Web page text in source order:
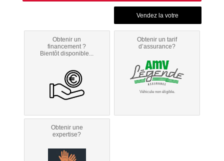
Obtenir un
financement ?
Bientôt disponible...
Obtenir un tarif
d’assurance?
Véhicule non éligible.
Obtenir une
expertise?